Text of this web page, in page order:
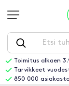
Toimitus alkaen
Tarvikkeet
850 000 asiakasta